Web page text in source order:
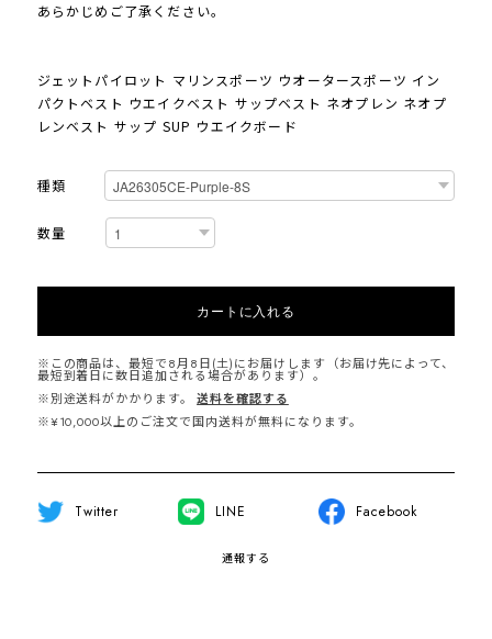
あらかじめご了承ください。
ジェットパイロット マリンスポーツ ウオータースポーツ イン
パクトベスト ウエイクベスト サップベスト ネオプレン ネオプ
レンベスト サップ SUP ウエイクボード
種類
数量
カートに入れる
※この商品は、最短で8月8日(土)にお届けします（お届け先によって、
最短到着日に数日追加される場合があります）。
※別途送料がかかります。
送料を確認する
※¥10,000以上のご注文で国内送料が無料になります。
Twitter LINE Facebook
通報する